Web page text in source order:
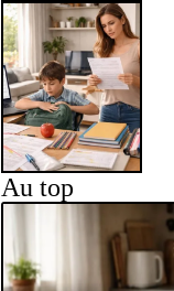
Au top